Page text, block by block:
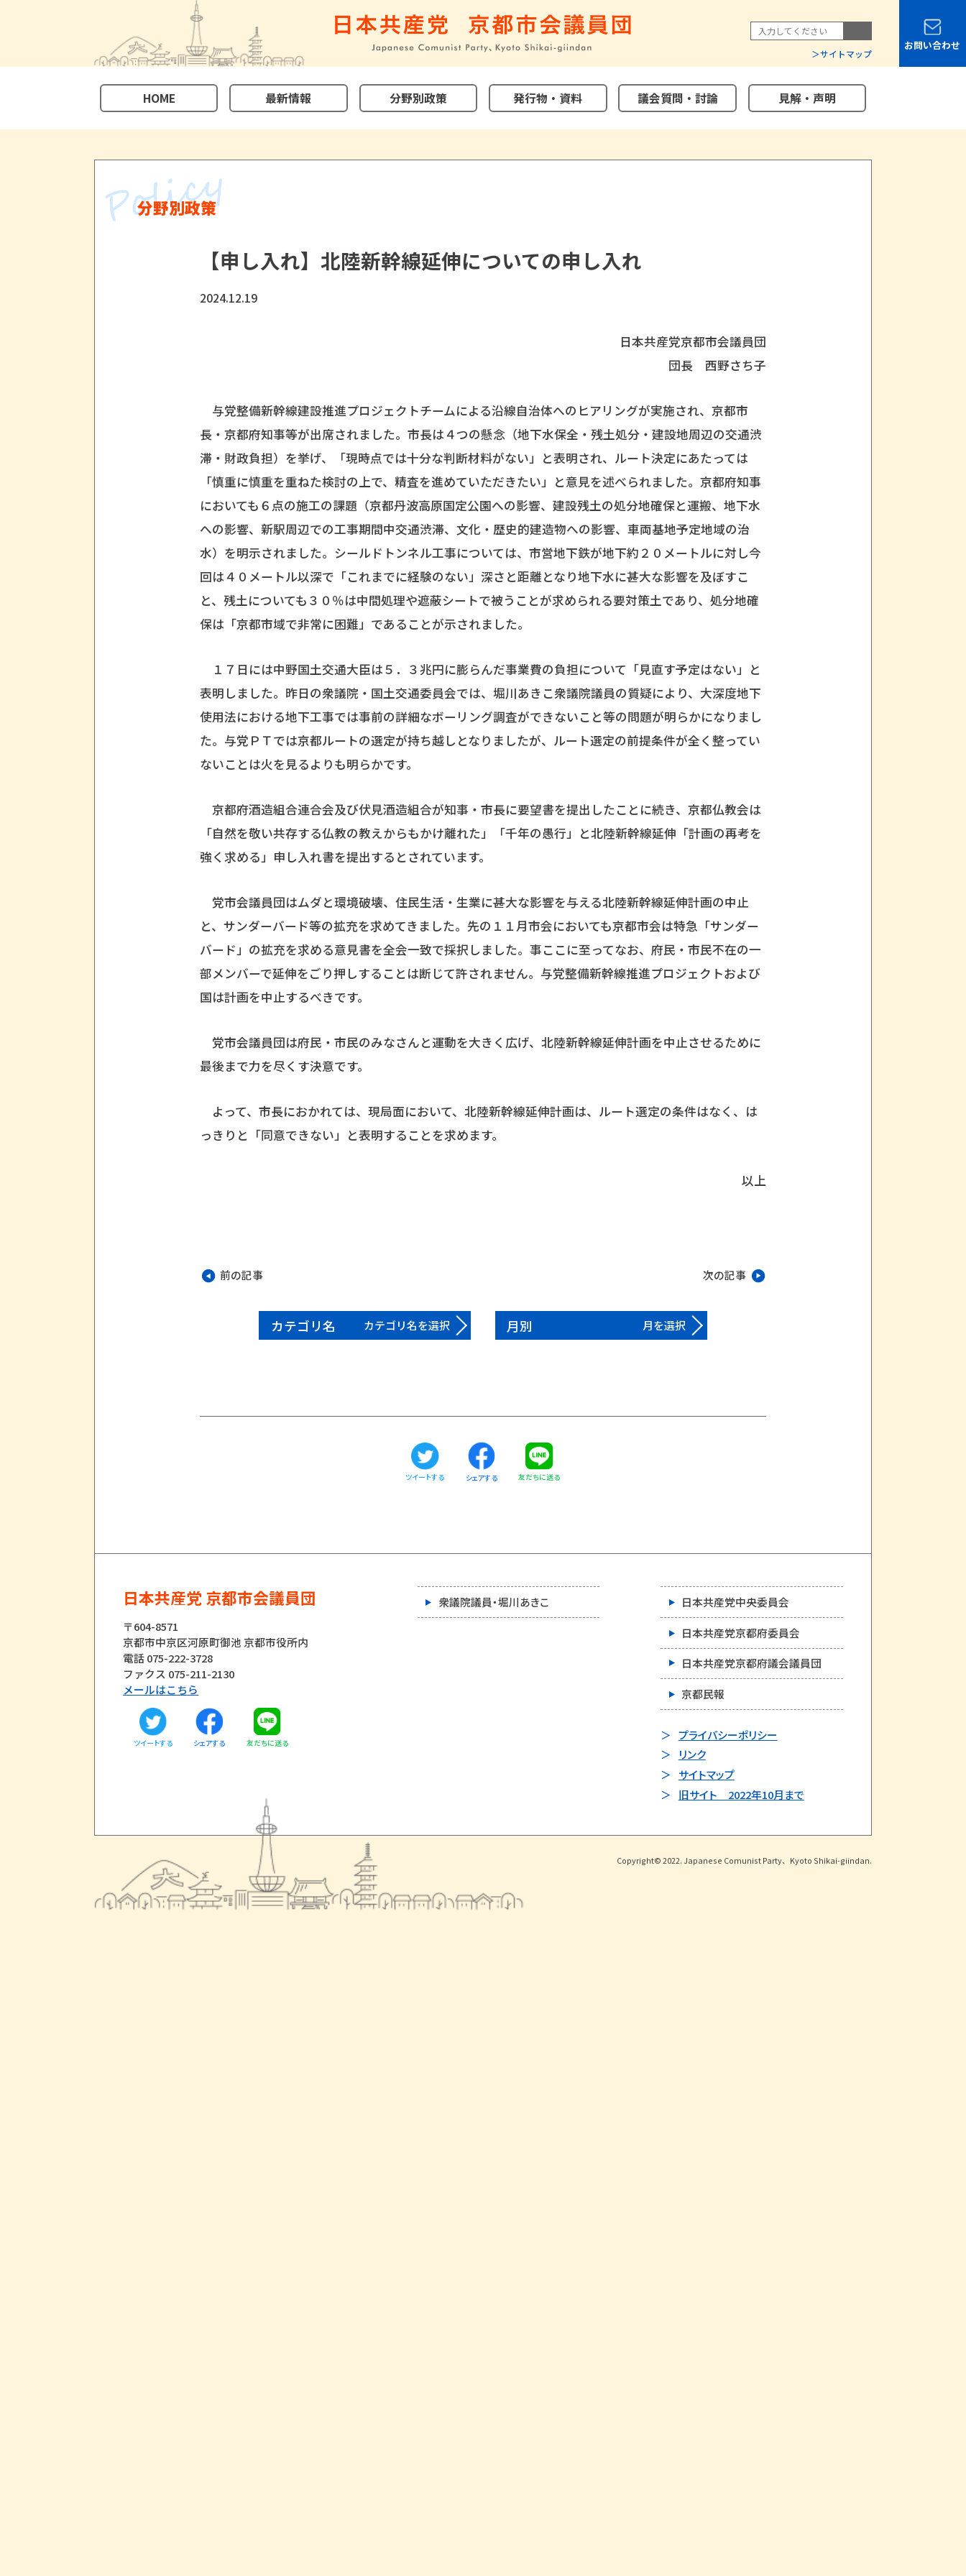
サイトマップ
HOME 最新情報 分野別政策 発行物・資料 議会質問・討論 見解・声明
お問い合わせ
分野別政策
【申し入れ】北陸新幹線延伸についての申し入れ
2024.12.19
日本共産党京都市会議員団
団長 西野さち子
与党整備新幹線建設推進プロジェクトチームによる沿線自治体へのヒアリングが実施され、京都市
長・京都府知事等が出席されました。市長は４つの懸念（地下水保全・残土処分・建設地周辺の交通渋
滞・財政負担）を挙げ、「現時点では十分な判断材料がない」と表明され、ルート決定にあたっては
「慎重に慎重を重ねた検討の上で、精査を進めていただきたい」と意見を述べられました。京都府知事
においても６点の施工の課題（京都丹波高原国定公園への影響、建設残土の処分地確保と運搬、地下水
への影響、新駅周辺での工事期間中交通渋滞、文化・歴史的建造物への影響、車両基地予定地域の治
水）を明示されました。シールドトンネル工事については、市営地下鉄が地下約２０メートルに対し今
回は４０メートル以深で「これまでに経験のない」深さと距離となり地下水に甚大な影響を及ぼすこ
と、残土についても３０％は中間処理や遮蔽シートで被うことが求められる要対策土であり、処分地確
保は「京都市域で非常に困難」であることが示されました。
１７日には中野国土交通大臣は５．３兆円に膨らんだ事業費の負担について「見直す予定はない」と
表明しました。昨日の衆議院・国土交通委員会では、堀川あきこ衆議院議員の質疑により、大深度地下
使用法における地下工事では事前の詳細なボーリング調査ができないこと等の問題が明らかになりまし
た。与党ＰＴでは京都ルートの選定が持ち越しとなりましたが、ルート選定の前提条件が全く整ってい
ないことは火を見るよりも明らかです。
京都府酒造組合連合会及び伏見酒造組合が知事・市長に要望書を提出したことに続き、京都仏教会は
「自然を敬い共存する仏教の教えからもかけ離れた」「千年の愚行」と北陸新幹線延伸「計画の再考を
強く求める」申し入れ書を提出するとされています。
党市会議員団はムダと環境破壊、住民生活・生業に甚大な影響を与える北陸新幹線延伸計画の中止
と、サンダーバード等の拡充を求めてきました。先の１１月市会においても京都市会は特急「サンダー
バード」の拡充を求める意見書を全会一致で採択しました。事ここに至ってなお、府民・市民不在の一
部メンバーで延伸をごり押しすることは断じて許されません。与党整備新幹線推進プロジェクトおよび
国は計画を中止するべきです。
党市会議員団は府民・市民のみなさんと運動を大きく広げ、北陸新幹線延伸計画を中止させるために
最後まで力を尽くす決意です。
よって、市長におかれては、現局面において、北陸新幹線延伸計画は、ルート選定の条件はなく、は
っきりと「同意できない」と表明することを求めます。
以上
前の記事 次の記事
カテゴリ名 カテゴリ名を選択 月別 月を選択
ツイートする シェアする 友だちに送る
日本共産党 京都市会議員団
〒604-8571
京都市中京区河原町御池 京都市役所内
電話 075-222-3728
ファクス 075-211-2130
メールはこちら
ツイートする シェアする 友だちに送る
衆議院議員・堀川あきこ 日本共産党中央委員会
日本共産党京都府委員会
日本共産党京都府議会議員団
京都民報
プライバシーポリシー
リンク
サイトマップ
旧サイト 2022年10月まで
Copyright© 2022. Japanese Comunist Party、Kyoto Shikai-giindan.